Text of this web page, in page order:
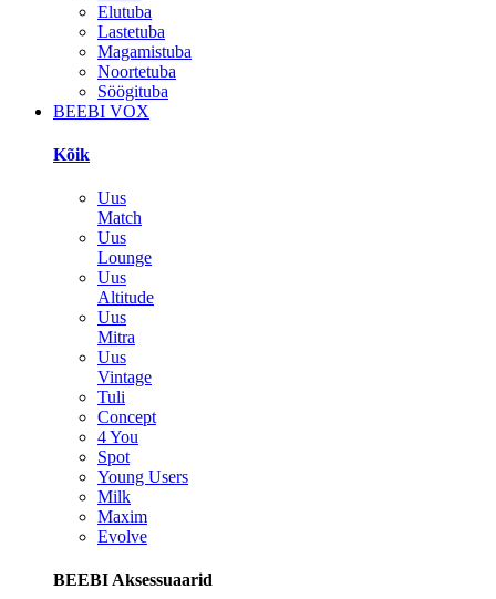
Elutuba
Lastetuba
Magamistuba
Noortetuba
Söögituba
BEEBI VOX
Kõik
Uus
Match
Uus
Lounge
Uus
Altitude
Uus
Mitra
Uus
Vintage
Tuli
Concept
4 You
Spot
Young Users
Milk
Maxim
Evolve
BEEBI Aksessuaarid